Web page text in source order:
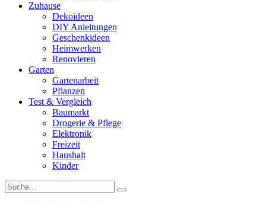
Zuhause
Dekoideen
DIY Anleitungen
Geschenkideen
Heimwerken
Renovieren
Garten
Gartenarbeit
Pflanzen
Test & Vergleich
Baumarkt
Drogerie & Pflege
Elektronik
Freizeit
Haushalt
Kinder